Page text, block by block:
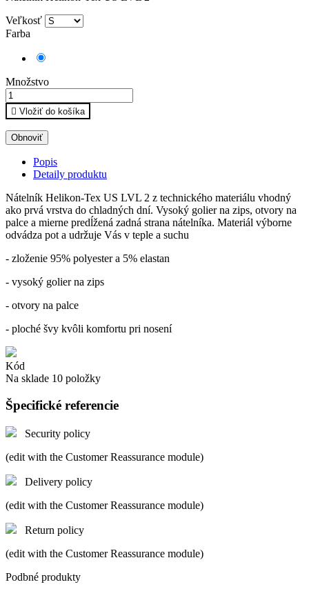
Veľkosť
Farba
Množstvo
 Vložiť do košíka
Popis
Detaily produktu
Nátelník Helikon-Tex US LVL 2 z technického materiálu vhodný
ako prvá vrstva do chladných dní. Vysoký golier na zips, otvory na
palce a mierne predĺžená zadná strana nátelníka. Materiál výborne
odvádza pot a udržuje Vás v teple a suchu
- zloženie 95% polyester a 5% elastan
- vysoký golier na zips
- otvory na palce
- ploché švy kvôli komfortu pri nosení
Kód
Na sklade 10 položky
Špecifické referencie
Security policy
(edit with the Customer Reassurance module)
Delivery policy
(edit with the Customer Reassurance module)
Return policy
(edit with the Customer Reassurance module)
Podbné produkty